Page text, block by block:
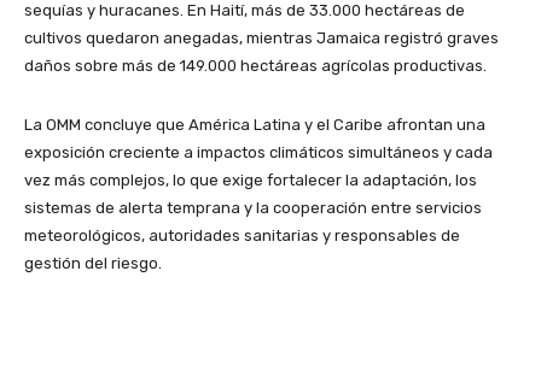
sequías y huracanes. En Haití, más de 33.000 hectáreas de
cultivos quedaron anegadas, mientras Jamaica registró graves
daños sobre más de 149.000 hectáreas agrícolas productivas.
La OMM concluye que América Latina y el Caribe afrontan una
exposición creciente a impactos climáticos simultáneos y cada
vez más complejos, lo que exige fortalecer la adaptación, los
sistemas de alerta temprana y la cooperación entre servicios
meteorológicos, autoridades sanitarias y responsables de
gestión del riesgo.